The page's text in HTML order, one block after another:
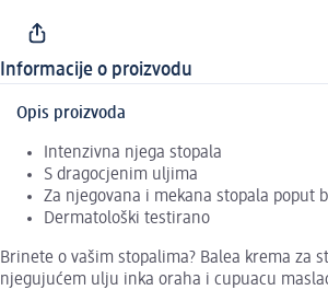
Informacije o proizvodu
Opis proizvoda
Intenzivna njega stopala
S dragocjenim uljima
Za njegovana i mekana stopala poput
Dermatološki testirano
Brinete o vašim stopalima? Balea krema za
njegujućem ulju inka oraha i cupuacu